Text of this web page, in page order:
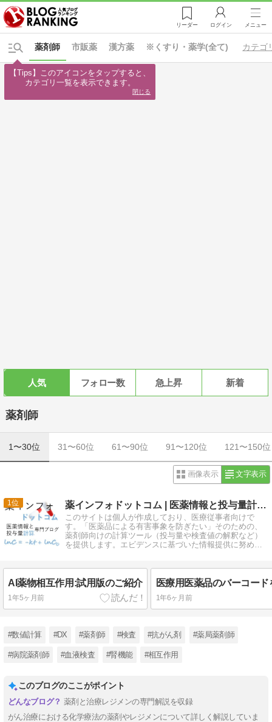
リーダー ログイン メニュー
※くすり・薬学(全て)
市販薬 漢方薬
薬剤師 カテゴ
人気 フォロー数 急上昇 新着
薬剤師
1〜30位 31〜60位 61〜90位 91〜120位 121〜150位
画像表示 文字表示
1 薬インフォドットコム | 医薬情報と投与量計算の専門ブログ
このサイトは個人が作成しており、医療従事者向けで
す。「医薬品による有害事象を防ぎたい」そのための、
薬剤師向けの計算ツール（投与量や検査値の解釈など）
を提供します。エビデンスに基づいた情報提供に努め、
AI薬物相互作用:試用版のご紹介
1年5ヶ月前 1年6ヶ月前
#数値計算 #DX #薬剤師 #検査 #抗がん剤 #薬局薬剤師
#病院薬剤師 #血液検査 #腎機能 #相互作用
このブログのここがポイント
薬剤と治療レジメンの専門解説を収録
がん治療における化学療法の薬剤やレジメンについて詳しく解説していま
【Tips】このアイコンをタップすると、
カテゴリ一覧を表示できます。
閉じる